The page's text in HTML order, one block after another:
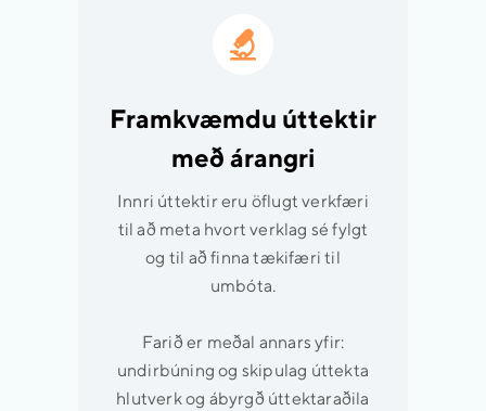
Framkvæmdu úttektir
með árangri
Innri úttektir eru öflugt verkfæri
til að meta hvort verklag sé fylgt
og til að finna tækifæri til
umbóta.
Farið er meðal annars yfir:
undirbúning og skipulag úttekta
hlutverk og ábyrgð úttektaraðila